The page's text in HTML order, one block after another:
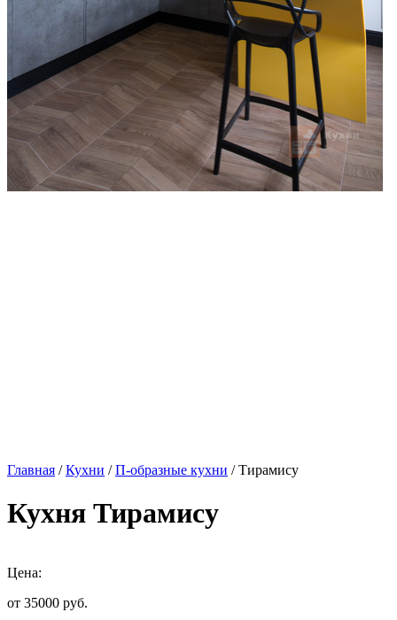
Главная /Кухни /П-образные кухни / Тирамису
Кухня Тирамису
Цена:
от 35000 руб.